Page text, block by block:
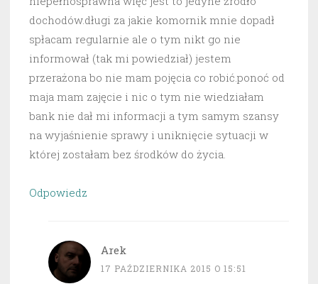
dochodów.długi za jakie komornik mnie dopadł
spłacam regularnie ale o tym nikt go nie
informował (tak mi powiedział) jestem
przerażona bo nie mam pojęcia co robić.ponoć od
maja mam zajęcie i nic o tym nie wiedziałam
bank nie dał mi informacji a tym samym szansy
na wyjaśnienie sprawy i uniknięcie sytuacji w
której zostałam bez środków do życia.
Odpowiedz
Arek
17 PAŹDZIERNIKA 2015 O 15:51